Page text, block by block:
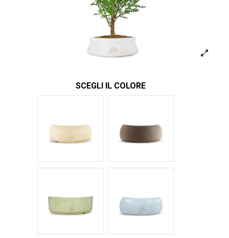
SCEGLI IL COLORE